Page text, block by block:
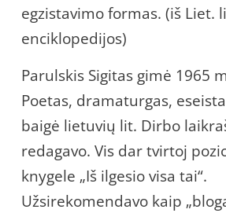
egzistavimo formas. (iš Liet.
enciklopedijos)
Parulskis Sigitas gimė 1965
Poetas, dramaturgas,
baigė lietuvių lit. Dirbo
redagavo. Vis dar tvirtoj
knygele „Iš ilgesio visa tai“.
Užsirekomendavo kaip